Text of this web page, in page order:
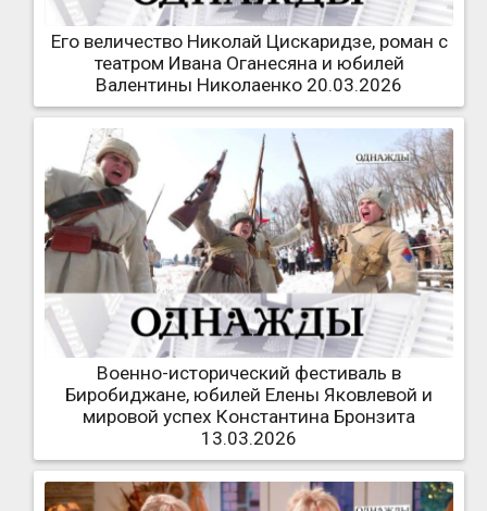
Его величество Николай Цискаридзе, роман с
театром Ивана Оганесяна и юбилей
Валентины Николаенко 20.03.2026
Военно-исторический фестиваль в
Биробиджане, юбилей Елены Яковлевой и
мировой успех Константина Бронзита
13.03.2026